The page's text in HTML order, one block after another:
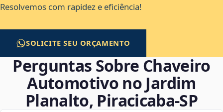
Resolvemos com rapidez e eficiência!
SOLICITE SEU ORÇAMENTO
Perguntas Sobre Chaveiro
Automotivo no Jardim
Planalto, Piracicaba‑SP